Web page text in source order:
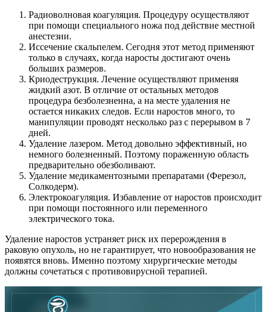
Радиоволновая коагуляция. Процедуру осуществляют
при помощи специального ножа под действие местной
анестезии.
Иссечение скальпелем. Сегодня этот метод применяют
только в случаях, когда наросты достигают очень
больших размеров.
Криодеструкция. Лечение осуществляют применяя
жидкий азот. В отличие от остальных методов
процедура безболезненна, а на месте удаления не
остается никаких следов. Если наростов много, то
манипуляции проводят несколько раз с перерывом в 7
дней.
Удаление лазером. Метод довольно эффективный, но
немного болезненный. Поэтому пораженную область
предварительно обезболивают.
Удаление медикаментозными препаратами (Ферезол,
Солкодерм).
Электрокоагуляция. Избавление от наростов происходит
при помощи постоянного или переменного
электрического тока.
Удаление наростов устраняет риск их перерождения в
раковую опухоль, но не гарантирует, что новообразования не
появятся вновь. Именно поэтому хирургические методы
должны сочетаться с противовирусной терапией.